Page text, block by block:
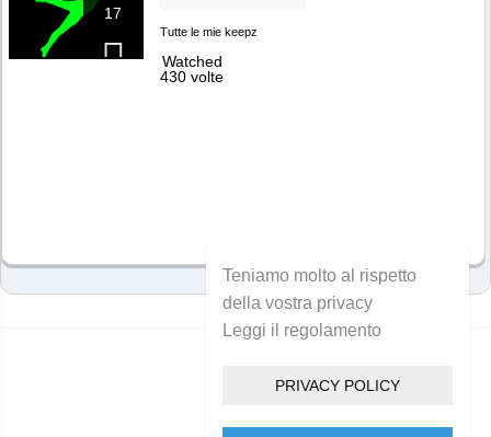
17
Tutte le mie keepz
Watched
430 volte
Teniamo molto al rispetto
della vostra privacy
Leggi il regolamento
PRIVACY POLICY